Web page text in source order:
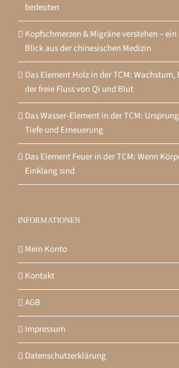
bedeuten
Kopfschmerzen & Migräne verstehen –
Blick aus der chinesischen Medizin
Das Element Holz in der TCM:
der freie Fluss von Qi und Blut
Das Wasser-Element in der TCM:
Tiefe und Erneuerung
Das Element Feuer in der TCM: Wenn
Einklang sind
INFORMATIONEN
Mein Konto
Kontakt
AGB
Impressum
Datenschutzerklärung